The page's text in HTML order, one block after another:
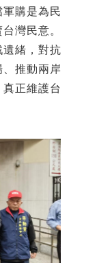
購是為民
灣民意。
遺緒，對抗
推動兩岸
正維護台